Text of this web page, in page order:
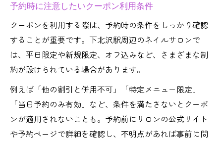
予約時に注意したいクーポン利用条件
クーポンを利用する際は、予約時の条件をしっかり確認
することが重要です。下北沢駅周辺のネイルサロンで
は、平日限定や新規限定、オフ込みなど、さまざまな制
約が設けられている場合があります。
例えば「他の割引と併用不可」「特定メニュー限定」
「当日予約のみ有効」など、条件を満たさないとクーポ
ンが適用されないことも。予約前にサロンの公式サイト
や予約ページで詳細を確認し、不明点があれば事前に問